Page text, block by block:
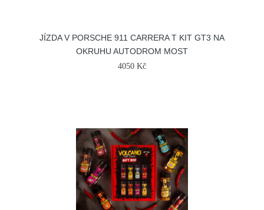
JÍZDA V PORSCHE 911 CARRERA T KIT GT3 NA
OKRUHU AUTODROM MOST
4050 Kč